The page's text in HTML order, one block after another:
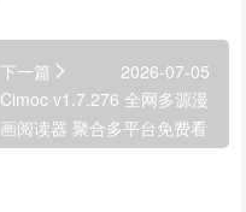
下一篇
2026-07-05
Cimoc v1.7.276 全网多源漫
画阅读器 聚合多平台免费看